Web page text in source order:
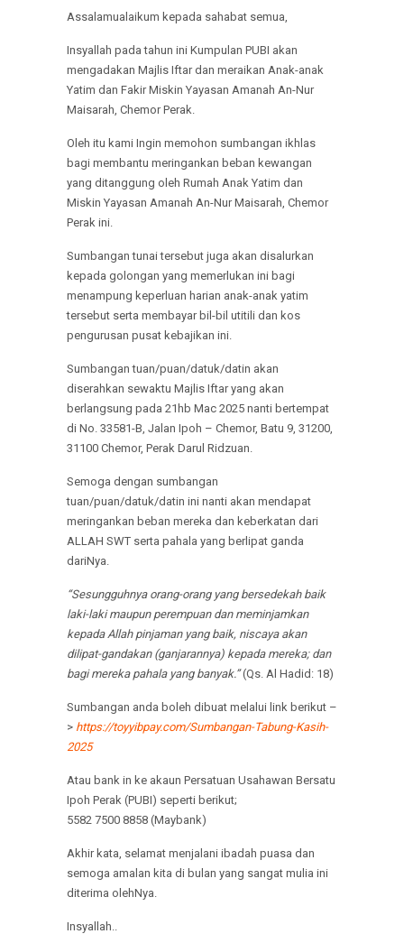
Assalamualaikum kepada sahabat semua,
Insyallah pada tahun ini Kumpulan PUBI akan
mengadakan Majlis Iftar dan meraikan Anak-anak
Yatim dan Fakir Miskin Yayasan Amanah An-Nur
Maisarah, Chemor Perak.
Oleh itu kami Ingin memohon sumbangan ikhlas
bagi membantu meringankan beban kewangan
yang ditanggung oleh Rumah Anak Yatim dan
Miskin Yayasan Amanah An-Nur Maisarah, Chemor
Perak ini.
Sumbangan tunai tersebut juga akan disalurkan
kepada golongan yang memerlukan ini bagi
menampung keperluan harian anak-anak yatim
tersebut serta membayar bil-bil utitili dan kos
pengurusan pusat kebajikan ini.
Sumbangan tuan/puan/datuk/datin akan
diserahkan sewaktu Majlis Iftar yang akan
berlangsung pada 21hb Mac 2025 nanti bertempat
di No. 33581-B, Jalan Ipoh – Chemor, Batu 9, 31200,
31100 Chemor, Perak Darul Ridzuan.
Semoga dengan sumbangan
tuan/puan/datuk/datin ini nanti akan mendapat
meringankan beban mereka dan keberkatan dari
ALLAH SWT serta pahala yang berlipat ganda
dariNya.
“Sesungguhnya orang-orang yang bersedekah baik
laki-laki maupun perempuan dan meminjamkan
kepada Allah pinjaman yang baik, niscaya akan
dilipat-gandakan (ganjarannya) kepada mereka; dan
bagi mereka pahala yang banyak.”(Qs. Al Hadid: 18)
Sumbangan anda boleh dibuat melalui link berikut –
> https://toyyibpay.com/Sumbangan-Tabung-Kasih-
2025
Atau bank in ke akaun Persatuan Usahawan Bersatu
Ipoh Perak (PUBI) seperti berikut;
5582 7500 8858 (Maybank)
Akhir kata, selamat menjalani ibadah puasa dan
semoga amalan kita di bulan yang sangat mulia ini
diterima olehNya.
Insyallah..